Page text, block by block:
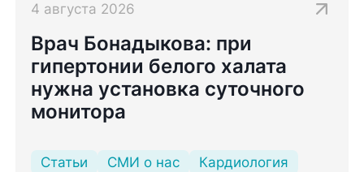
4 августа 2026
Врач Бонадыкова: при
гипертонии белого халата
нужна установка суточного
монитора
Статьи СМИ о нас Кардиология